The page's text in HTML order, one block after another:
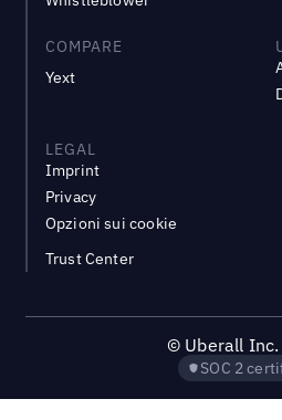
COMPARE
Yext
LEGAL
Imprint
Privacy
Opzioni sui cookie
Trust Center
© Uberall Inc.
SOC 2